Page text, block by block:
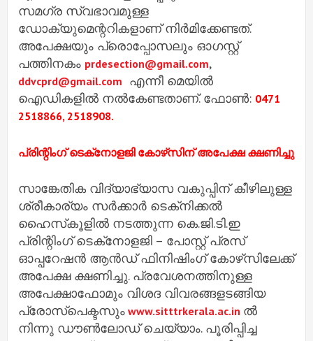
സമഗ്ര സ്വഭാവമുള്ള
ഡോക്യുമെന്ററികളാണ് നിർമിക്കേണ്ടത്.
അപേക്ഷയും പ്രൊപ്പോസലും ഓഗസ്റ്റ്
പത്തിനകം prdesection@gmail.com,
ddvcprd@gmail.com എന്നീ മെയിൽ
ഐഡികളിൽ നൽകേണ്ടതാണ്. ഫോൺ: 0471
2518866, 2518908.
പ്രിന്റിംഗ് ടെക്‌നോളജി കോഴ്‌സിന് അപേക്ഷ ക്ഷണിച്ചു
സാങ്കേതിക വിദ്യാഭ്യാസ വകുപ്പിന് കീഴിലുള്ള
ശ്രീകാര്യം സർക്കാർ ടെക്‌നിക്കൽ
ഹൈസ്‌കൂളിൽ നടത്തുന്ന കെ.ജി.ടി.ഇ
പ്രിന്റിംഗ് ടെക്‌നോളജി – പോസ്റ്റ് പ്രസ്
ഓപ്പറേഷൻ ആൻഡ് ഫിനിഷിംഗ് കോഴ്‌സിലേക്ക്
അപേക്ഷ ക്ഷണിച്ചു. പ്രവേശനത്തിനുള്ള
അപേക്ഷാഫോമും വിശദ വിവരങ്ങളടങ്ങിയ
പ്രോസ്‌പെക്ടസും www.sitttrkerala.ac.in ൽ
നിന്നു ഡൗൺലോഡ് ചെയ്യാം. പൂരിപ്പിച്ച